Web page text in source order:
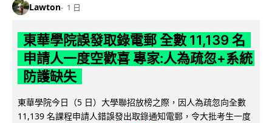
Lawton 1 日
東華學院誤發取錄電郵 全數 11,139 名
申請人一度空歡喜 專家:人為疏忽+系統
防護缺失
東華學院今日（5 日）大學聯招放榜之際，因人為疏忽向全數
11,139 名課程申請人錯誤發出取錄通知電郵，令大批考生一度